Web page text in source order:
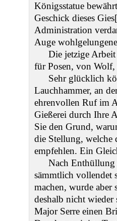
Königsstatue
Geschick dieses
Administration
Auge
Die jetzige Arbeit
für Posen, von Wolf,
Sehr glücklich
Lauchhammer, an
ehrenvollen Ruf im
Gießerei durch Ihre
Sie den Grund,
die Stellung, welche
empfehlen. Ein
Nach Enthüllung
sämmtlich vollendet
machen, wurde aber
deshalb nicht
Major Serre einen